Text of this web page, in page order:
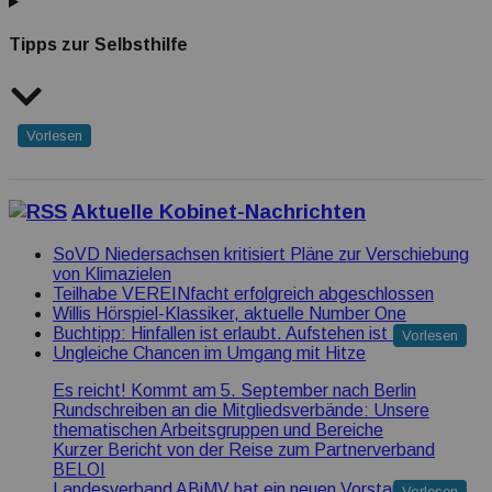
Tipps zur Selbsthilfe
Vorlesen
Aktuelle Kobinet-Nachrichten
SoVD Niedersachsen kritisiert Pläne zur Verschiebung
von Klimazielen
Teilhabe VEREINfacht erfolgreich abgeschlossen
Willis Hörspiel-Klassiker, aktuelle Number One
Buchtipp: Hinfallen ist erlaubt. Aufstehen ist Pflicht
Ungleiche Chancen im Umgang mit Hitze
Vorlesen
Es reicht! Kommt am 5. September nach Berlin
Rundschreiben an die Mitgliedsverbände: Unsere
thematischen Arbeitsgruppen und Bereiche
Kurzer Bericht von der Reise zum Partnerverband
BELOI